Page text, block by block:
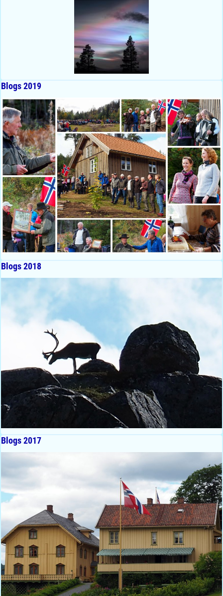
Blogs 2019
Blogs 2018
Blogs 2017